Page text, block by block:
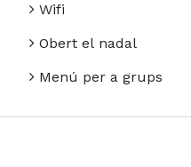
Wifi
Obert el nadal
Menú per a grups